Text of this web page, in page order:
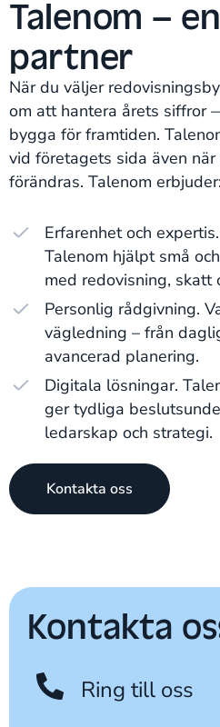
Talenom –
partner
När du väljer
om att hantera årets siffror
bygga för framtiden.
vid företagets sida även
förändras. Talenom erbjuder:
Erfarenhet och
Talenom hjälpt små
med redovisning, skatt
Personlig rådgivning.
vägledning – från
avancerad planering.
Digitala lösningar.
ger tydliga
ledarskap och strategi.
Kontakta oss
Kontakta
Ring till oss